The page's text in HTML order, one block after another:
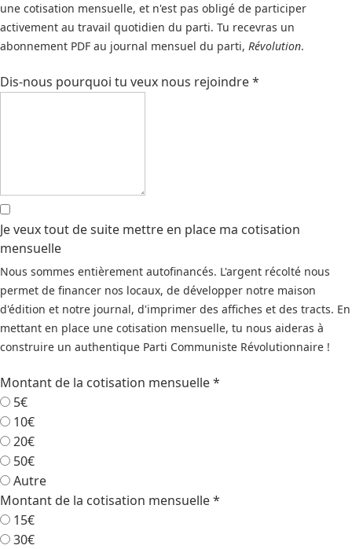
une cotisation mensuelle, et n'est pas obligé de participer
activement au travail quotidien du parti. Tu recevras un
abonnement PDF au journal mensuel du parti, Révolution.
Dis-nous pourquoi tu veux nous rejoindre*
Je veux tout de suite mettre en place ma cotisation
mensuelle
Nous sommes entièrement autofinancés. L'argent récolté nous
permet de financer nos locaux, de développer notre maison
d'édition et notre journal, d'imprimer des affiches et des tracts. En
mettant en place une cotisation mensuelle, tu nous aideras à
construire un authentique Parti Communiste Révolutionnaire !
Montant de la cotisation mensuelle*
5€
10€
20€
50€
Autre
Montant de la cotisation mensuelle*
15€
30€